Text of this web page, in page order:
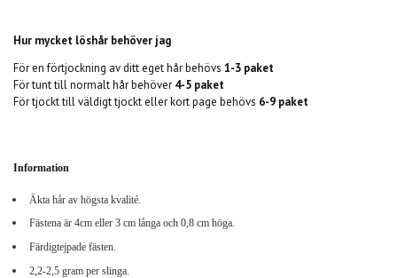
Hur mycket löshår behöver jag
För en förtjockning av ditt eget hår behövs 1-3 paket
För tunt till normalt hår behöver 4-5 paket
För tjockt tillväldigt tjockt eller kort page behövs 6-9 paket
Information
Äkta hår av högsta kvalité.
Fästena är 4cm eller 3 cm långa och 0,8 cm höga.
Färdigtejpade fästen.
2,2-2,5 gram per slinga.